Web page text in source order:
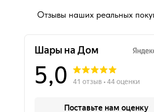
Отзывы наших реальных